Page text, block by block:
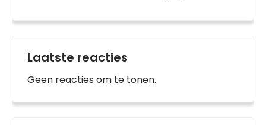
Laatste reacties
Geen reacties om te tonen.